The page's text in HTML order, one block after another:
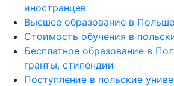
иностранцев
Высшее образование в Польше
Стоимость обучения в
Бесплатное образование в
гранты, стипендии
Поступление в польские